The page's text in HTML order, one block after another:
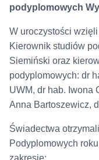
podyplomowych
W uroczystości
Kierownik studiów
Siemiński oraz
podyplomowych: dr
UWM, dr hab. Iwona
Anna Bartoszewicz,
Świadectwa
Podyplomowych
zakresie: